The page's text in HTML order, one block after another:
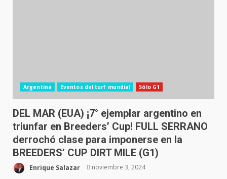
Argentina Eventos del turf mundial Sólo G1
DEL MAR (EUA) ¡7° ejemplar argentino en
triunfar en Breeders’ Cup! FULL SERRANO
derrochó clase para imponerse en la
BREEDERS’ CUP DIRT MILE (G1)
Enrique Salazar noviembre 3, 2024